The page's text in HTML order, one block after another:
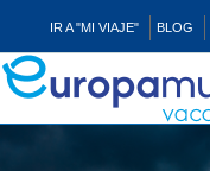
IR A "MI VIAJE" BLOG